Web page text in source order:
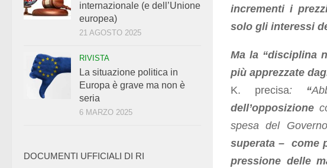
incrementi i
solo gli interessi
Ma la “disciplina
più apprezzate
K. precisa:“
dell’opposizione
spesa del
superata – come
pressione delle
internazionale (e dell’Unione
europea)
21 AGOSTO 2025
RIVISTA
La situazione politica in
Europa è grave ma non è
seria
6 MARZO 2025
DOCUMENTI UFFICIALI DI RI